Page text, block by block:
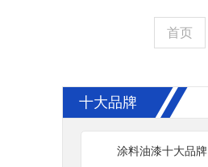
首页
十大品牌
涂料油漆十大品牌